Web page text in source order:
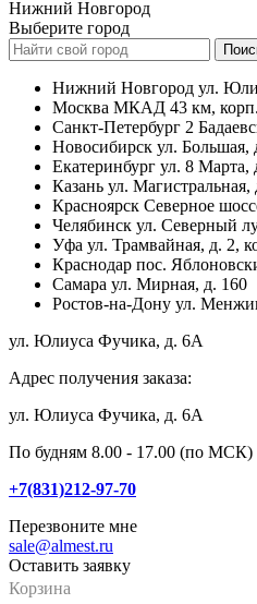
Нижний Новгород
Выберите город
Нижний Новгород ул.
Москва МКАД 43 км,
Санкт-Петербург 2
Новосибирск ул. Большая,
Екатеринбург ул. 8 Марта,
Казань ул. Магистральная,
Красноярск Северное
Челябинск ул. Северный
Уфа ул. Трамвайная, д. 2,
Краснодар пос.
Самара ул. Мирная, д. 160
Ростов-на-Дону ул.
ул. Юлиуса Фучика, д. 6А
Адрес получения заказа:
ул. Юлиуса Фучика, д. 6А
По будням 8.00 - 17.00 (по МСК)
+7(831)212-97-70
Перезвоните мне
sale@almest.ru
Оставить заявку
Корзина